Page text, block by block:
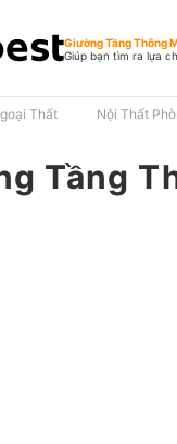
Giường Tầng Thông
Giúp bạn tìm ra lựa
Thất Nội Thất
Tầng